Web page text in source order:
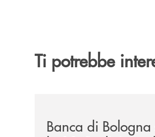
Ti potrebbe
Banca di Bologna